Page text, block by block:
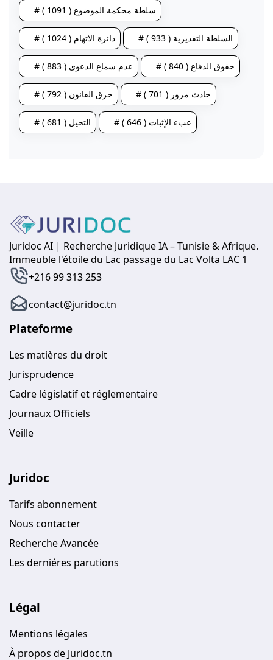
# سلطة محكمة الموضوع ( 1091 )
# دائرة الاتهام ( 1024 ) # السلطة التقديرية ( 933 )
# عدم سماع الدعوى ( 883 ) # حقوق الدفاع ( 840 )
# خرق القانون ( 792 ) # حادث مرور ( 701 )
# التحيل ( 681 ) # عبء الإثبات ( 646 )
Juridoc AI | Recherche Juridique IA – Tunisie & Afrique.
Immeuble l'étoile du Lac passage du Lac Volta LAC 1
+216 99 313 253
contact@juridoc.tn
Plateforme
Les matières du droit
Jurisprudence
Cadre législatif et réglementaire
Journaux Officiels
Veille
Juridoc
Tarifs abonnement
Nous contacter
Recherche Avancée
Les derniéres parutions
Légal
Mentions légales
À propos de Juridoc.tn